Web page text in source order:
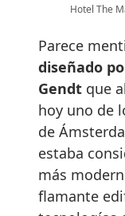
Hotel The
Parece
diseñado
Gendt que
hoy uno de
de
estaba
más
flamante